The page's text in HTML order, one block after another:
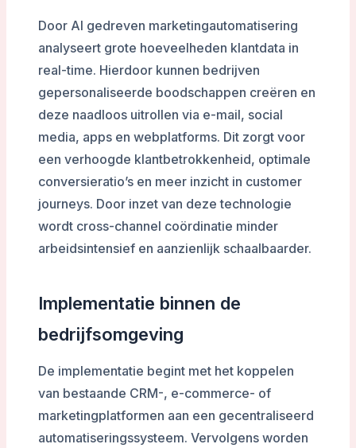
Door AI gedreven marketingautomatisering
analyseert grote hoeveelheden klantdata in
real-time. Hierdoor kunnen bedrijven
gepersonaliseerde boodschappen creëren en
deze naadloos uitrollen via e-mail, social
media, apps en webplatforms. Dit zorgt voor
een verhoogde klantbetrokkenheid, optimale
conversieratio’s en meer inzicht in customer
journeys. Door inzet van deze technologie
wordt cross-channel coördinatie minder
arbeidsintensief en aanzienlijk schaalbaarder.
Implementatie binnen de
bedrijfsomgeving
De implementatie begint met het koppelen
van bestaande CRM-, e-commerce- of
marketingplatformen aan een gecentraliseerd
automatiseringssysteem. Vervolgens worden